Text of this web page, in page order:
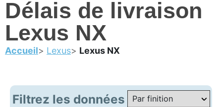
Délais de livraison
Lexus NX
Accueil Lexus Lexus NX
Filtrez les données